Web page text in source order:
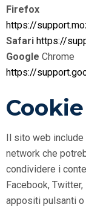
Firefox
https://
Safari https://
Google Chrome
https://
Il sito web
network che
condividere i
Facebook,
appositi pulsanti